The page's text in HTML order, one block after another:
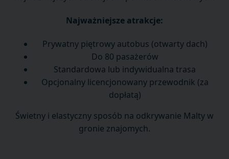
Najważniejsze atrakcje:
Prywatny piętrowy autobus (otwarty dach)
Do 80 pasażerów
Standardowa lub indywidualna trasa
Opcjonalny licencjonowany przewodnik (za
dopłatą)
Świetny i elastyczny sposób na odkrywanie Malty w
gronie znajomych.